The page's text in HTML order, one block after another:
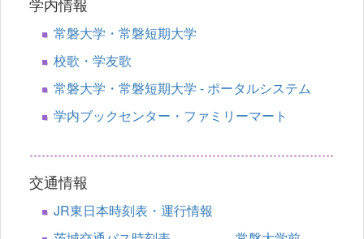
常磐大学・常磐短期大学
校歌・学友歌
常磐大学・常磐短期大学 - ポータルシステム
学内ブックセンター・ファミリーマート
交通情報
JR東日本時刻表・運行情報